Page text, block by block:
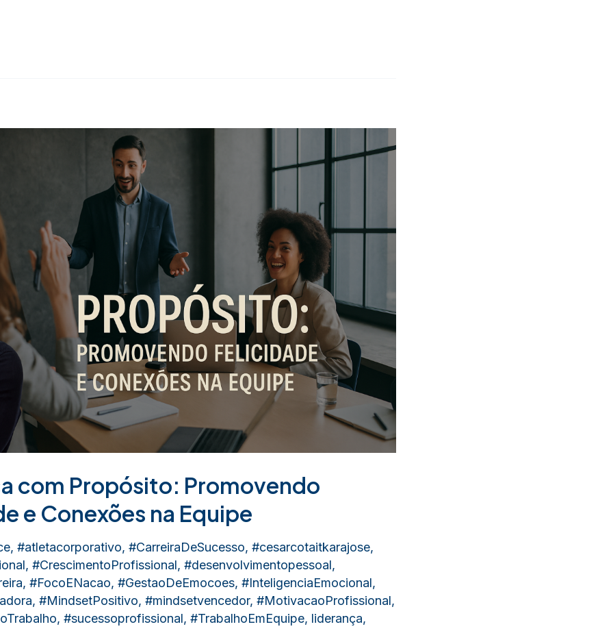
com Propósito: Promovendo
e Conexões na Equipe
, #atletacorporativo, #CarreiraDeSucesso, #cesarcotaitkarajose,
, #CrescimentoProfissional, #desenvolvimentopessoal,
, #FocoENacao, #GestaoDeEmocoes, #InteligenciaEmocional,
, #MindsetPositivo, #mindsetvencedor, #MotivacaoProfissional,
, #sucessoprofissional, #TrabalhoEmEquipe, liderança,